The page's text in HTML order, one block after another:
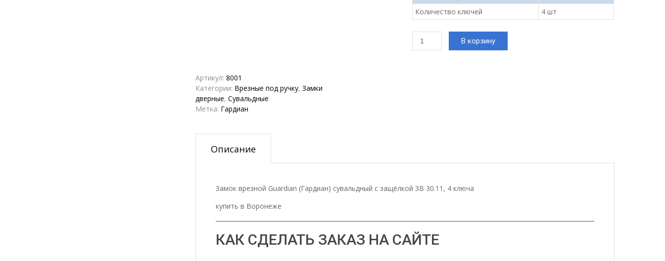
Количество ключей
4 шт
Количество
товара
В корзину
Артикул: 8001
Категории: Врезные под ручку, Замки
дверные, Сувальдные
Метка: Гардиан
Описание
Замок врезной Guardian (Гардиан) сувальдный с защёлкой ЗВ 30.11, 4 ключа
купить в Воронеже
КАК СДЕЛАТЬ ЗАКАЗ НА САЙТЕ